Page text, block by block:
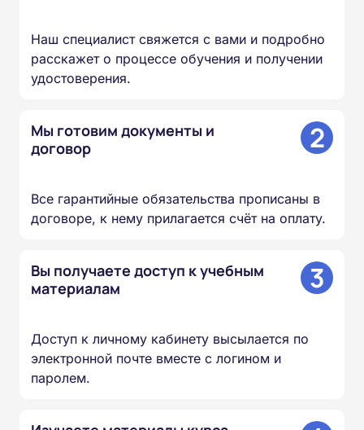
Наш специалист свяжется с вами и подробно
расскажет о процессе обучения и получении
удостоверения.
Мы готовим документы и
договор
2
Все гарантийные обязательства прописаны в
договоре, к нему прилагается счёт на оплату.
Вы получаете доступ к учебным
материалам
3
Доступ к личному кабинету высылается по
электронной почте вместе с логином и
паролем.